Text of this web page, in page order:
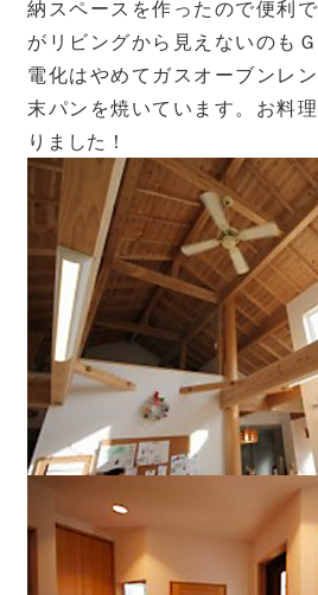
納スペースを作ったので便利
がリビングから見えないのも
電化はやめてガスオーブンレ
末パンを焼いています。お料
りました！